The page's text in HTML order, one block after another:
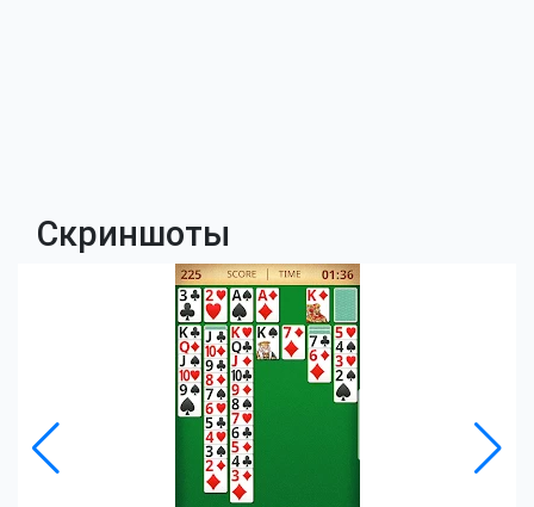
Скриншоты